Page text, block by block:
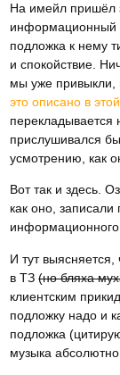
На имейл пришёл
информационный
подложка к нему
и спокойствие.
мы уже привыкли,
это описано в
перекладывается
прислушивался
усмотрению, как
Вот так и здесь.
как оно,
информационного
И тут выясняется,
в ТЗ(но бляха
клиентским
подложку надо и
подложка
музыка